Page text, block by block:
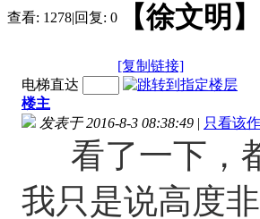
查看: 1278|回复: 0 【徐文明
[复制链接]
电梯直达
楼主
发表于 2016-8-3 08:38:49 | 只看该
看了一下，
我只是说高度